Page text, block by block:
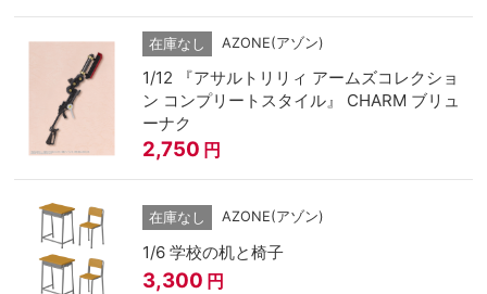
在庫なし AZONE(アゾン)
1/12 『アサルトリリィ アームズコレクショ
ン コンプリートスタイル』 CHARM ブリュ
ーナク
2,750 円
在庫なし AZONE(アゾン)
1/6 学校の机と椅子
3,300 円